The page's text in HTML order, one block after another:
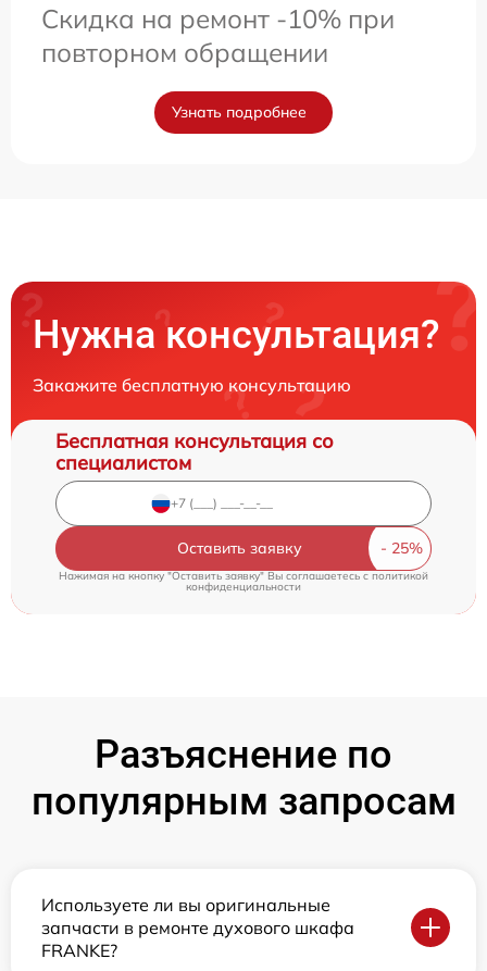
Скидка на ремонт -10% при
повторном обращении
Узнать подробнее
Нужна консультация?
Закажите бесплатную консультацию
Бесплатная консультация со
специалистом
Оставить заявку
Нажимая на кнопку "Оставить заявку" Вы соглашаетесь cполитикой
конфиденциальности
Разъяснение по
популярным запросам
Используете ли вы оригинальные
запчасти в ремонте духового шкафа
FRANKE?